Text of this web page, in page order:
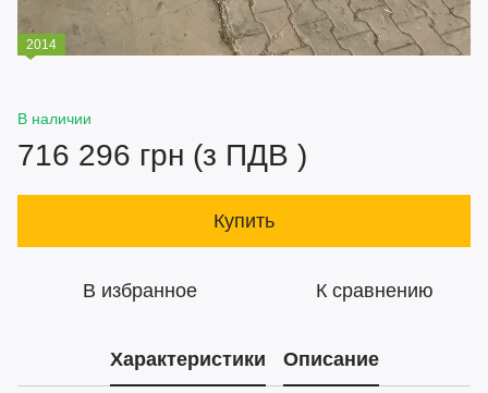
2014
В наличии
716 296 грн (з ПДВ )
Купить
В избранное К сравнению
Характеристики Описание